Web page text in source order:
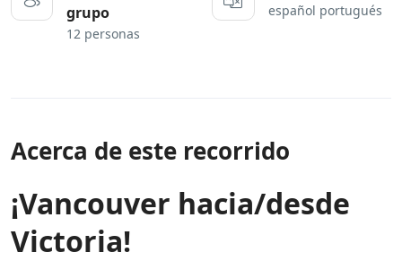
grupo
12 personas
español portugués
Acerca de este recorrido
¡Vancouver hacia/desde
Victoria!